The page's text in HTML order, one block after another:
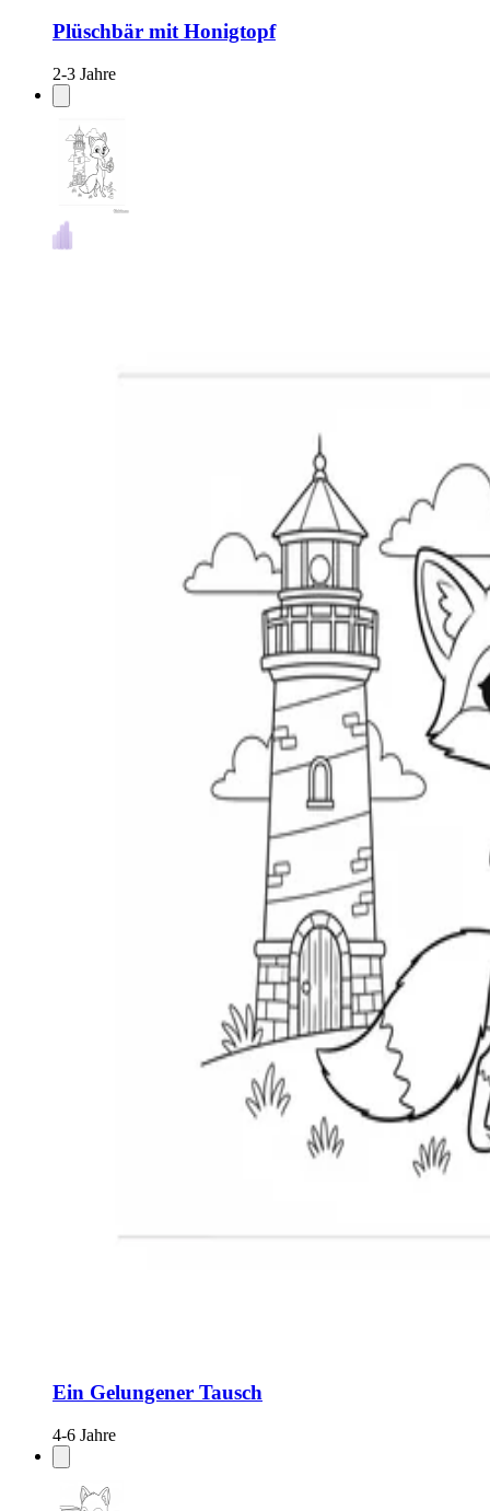
Plüschbär mit Honigtopf
2-3 Jahre
Ein Gelungener Tausch
4-6 Jahre